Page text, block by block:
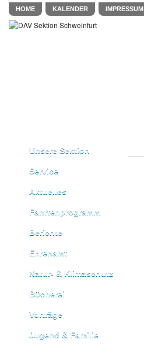
HOME KALENDER IMPRESSUM
Unsere Sektion
Service
Aktuelles
Fahrtenprogramm
Berichte
Ehrenamt
Natur- & Klimaschutz
Bücherei
Vorträge
Jugend & Familie